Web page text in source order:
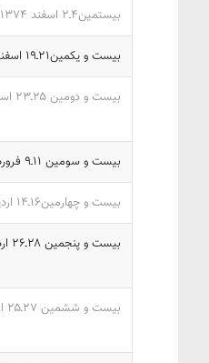
بیستمین۴ـ‎‍۲‎ اسفند ‎۱۳۷۴‎
بیست و یکمین۲۱ـ‎‍۱۹‎ اسفند ‎۱۳۷۵‎
بیست و دومین ۲۵ـ‎‍۲۳‎ اسفند ‎۱۳۷۶‎
بیست و سومین ۱۱ـ‎‍۹‎ فروردین ‎۱۳۷۸‎
بیست و چهارمین۱۶ـ‎‍۱۴‎ اردیبهشت ‎۱۳۷۹‎
بیست و پنجمین ۲۸ـ‎‍۲۶‎ اردیبهشت ‎۱۳۸۰‎
بیست و ششمین ۲۷ـ‎‍۲۵‎ اردیبهشت ‎۱۳۸۱‎